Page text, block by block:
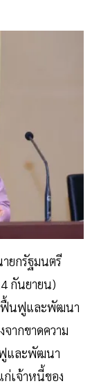
ยกรัฐมนตรี
กันยายน)
ฟื้นฟูและพัฒนา
ากขาดความ
และพัฒนา
ก่เจ้าหนี้ของ